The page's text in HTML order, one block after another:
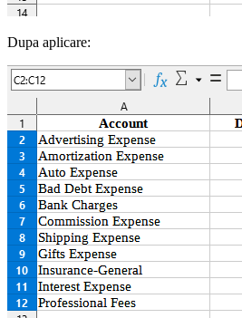
Dupa aplicare: